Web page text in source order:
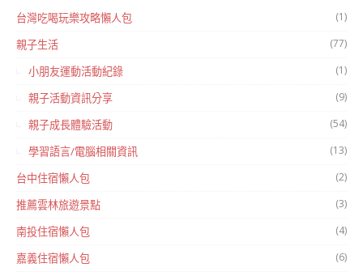
台灣吃喝玩樂攻略懶人包 (1)
親子生活 (77)
小朋友運動活動紀錄 (1)
親子活動資訊分享 (9)
親子成長體驗活動 (54)
學習語言/電腦相關資訊 (13)
台中住宿懶人包 (2)
推薦雲林旅遊景點 (3)
南投住宿懶人包 (4)
嘉義住宿懶人包 (6)